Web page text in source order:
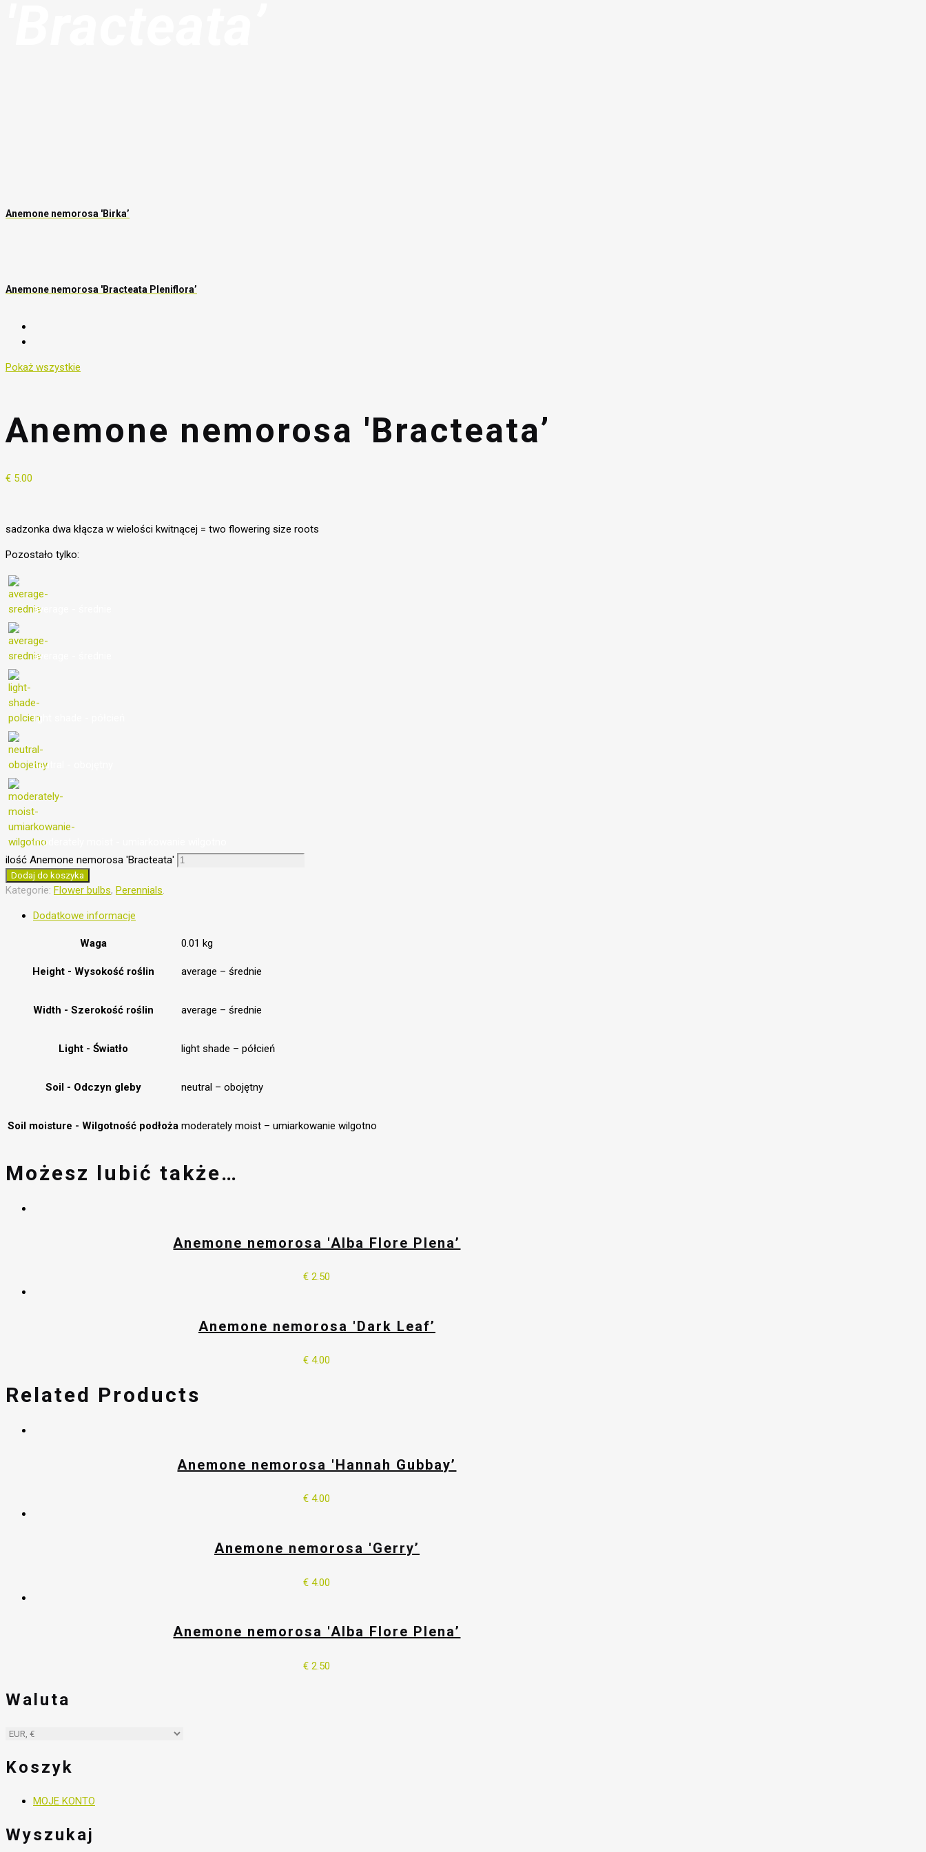
Anemone nemorosa 'Birka’
Anemone nemorosa 'Bracteata Pleniflora’
Pokaż wszystkie
Anemone nemorosa 'Bracteata’
€ 5.00
sadzonka dwa kłącza w wielości kwitnącej = two flowering size roots
Pozostało tylko:
average - średnie
average - średnie
light shade - półcień
neutral - obojętny
moderately moist - umiarkowanie wilgotno
ilość Anemone nemorosa 'Bracteata'
Dodaj do koszyka
Kategorie: Flower bulbs, Perennials.
Dodatkowe informacje
Waga 0.01 kg
Height - Wysokość roślin average – średnie
Width - Szerokość roślin average – średnie
Light - Światło light shade – półcień
Soil - Odczyn gleby neutral – obojętny
Soil moisture - Wilgotność podłoża moderately moist – umiarkowanie wilgotno
Możesz lubić także…
Anemone nemorosa 'Alba Flore Plena’
€ 2.50
Anemone nemorosa 'Dark Leaf’
€ 4.00
Related Products
Anemone nemorosa 'Hannah Gubbay’
€ 4.00
Anemone nemorosa 'Gerry’
€ 4.00
Anemone nemorosa 'Alba Flore Plena’
€ 2.50
Waluta
Koszyk
MOJE KONTO
Wyszukaj